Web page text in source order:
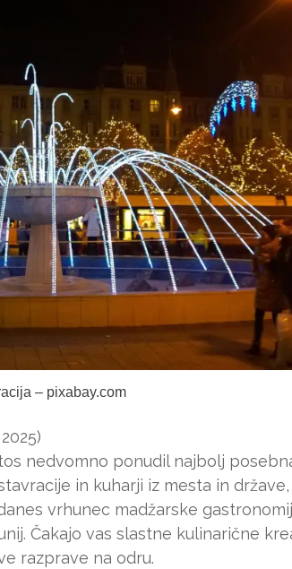
– pixabay.com
nedvomno ponudil najbolj
in kuharji iz mesta in države,
vrhunec madžarske
Čakajo vas slastne kulinarične
razprave na odru.